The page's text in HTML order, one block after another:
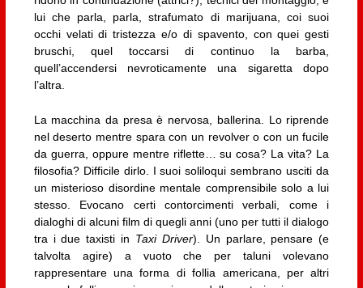
lui che parla, parla, strafumato di marijuana, coi suoi
occhi velati di tristezza e/o di spavento, con quei gesti
bruschi, quel toccarsi di continuo la barba,
quell’accendersi nevroticamente una sigaretta dopo
l’altra.
La macchina da presa è nervosa, ballerina. Lo riprende
nel deserto mentre spara con un revolver o con un fucile
da guerra, oppure mentre riflette… su cosa? La vita? La
filosofia? Difficile dirlo. I suoi soliloqui sembrano usciti da
un misterioso disordine mentale comprensibile solo a lui
stesso. Evocano certi contorcimenti verbali, come i
dialoghi di alcuni film di quegli anni (uno per tutti il dialogo
tra i due taxisti in Taxi Driver). Un parlare, pensare (e
talvolta agire) a vuoto che per taluni volevano
rappresentare una forma di follia americana, per altri